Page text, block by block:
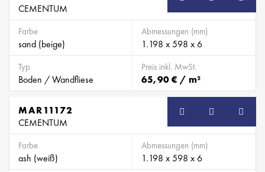
CEMENTUM
Farbe
sand (beige)
Abmessungen (mm)
1.198 x 598 x 6
Typ
Boden / Wandfliese
Preis inkl. MwSt.
65,90 € / m²
MAR11172
CEMENTUM
Farbe
ash (weiß)
Abmessungen (mm)
1.198 x 598 x 6